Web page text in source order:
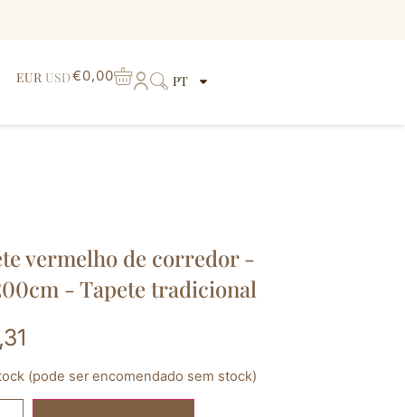
EUR USD€0,00 PT
vermelho de corredor -
- Tapete tradicional
(pode ser encomendado sem stock)